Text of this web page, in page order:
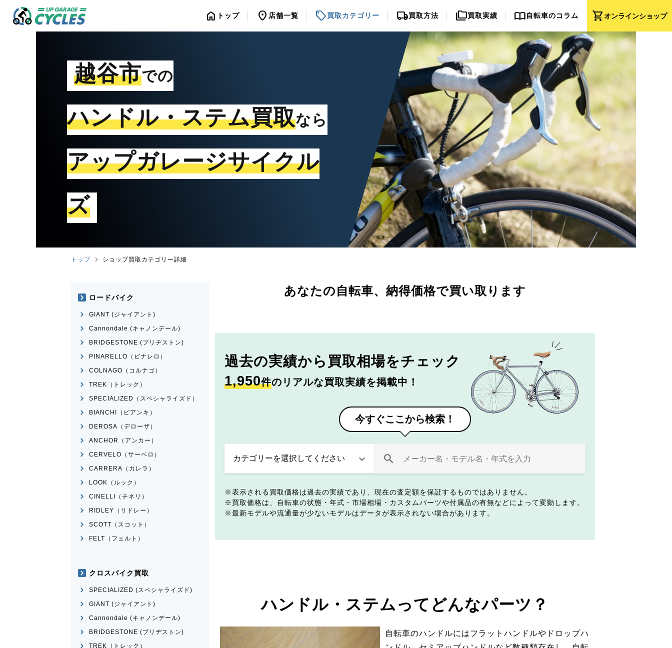
shopping_cartオンラインショップ
home トップ location_on 店舗一覧 sell買取カテゴリー local_shipping買取方法 folder_copy買取実績 import_contacts自転車のコラム
越谷市での
ハンドル・ステム買取なら
アップガレージサイクル
ズ
トップ ショップ買取カテゴリー詳細
あなたの自転車、 納得価格で買い取ります
過去の実績から 買取相場をチェック
1,950件のリアルな買取実績を掲載中！
今すぐここから検索！
表示される買取価格は過去の実績であり、現在の査定額を保証するものではありません。
買取価格は、自転車の状態・年式・市場相場・カスタムパーツや付属品の有無などによって変動します。
最新モデルや流通量が少ないモデルはデータが表示されない場合があります。
ハンドル・ステムってどんなパーツ？
自転車のハンドルにはフラットハンドルやドロップハ
ロードバイク
GIANT (ジャイアント)
Cannondale (キャノンデール)
BRIDGESTONE (ブリヂストン)
PINARELLO（ピナレロ）
COLNAGO（コルナゴ）
TREK（トレック）
SPECIALIZED（スペシャライズド）
BIANCHI（ビアンキ）
DEROSA（デローザ）
ANCHOR（アンカー）
CERVELO（サーベロ）
CARRERA（カレラ）
LOOK（ルック）
CINELLI（チネリ）
RIDLEY（リドレー）
SCOTT（スコット）
FELT（フェルト）
クロスバイク買取
SPECIALIZED (スペシャライズド)
GIANT (ジャイアント)
Cannondale (キャノンデール)
BRIDGESTONE (ブリヂストン)
TREK（トレック）